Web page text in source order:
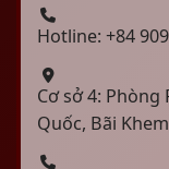
Hotline: +84
Cơ sở 4: Phòng
Quốc, Bãi